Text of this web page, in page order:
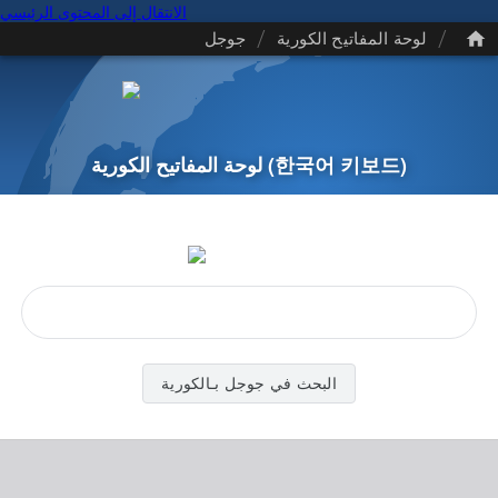
الانتقال إلى المحتوى الرئيسي
/ لوحة المفاتيح الكورية / جوجل
لوحة المفاتيح الكورية(한국어 키보드)
البحث في جوجل بـالكورية